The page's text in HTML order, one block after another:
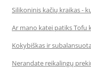
Silikoninis kačių kraikas -
Ar mano katei patiks Tofu
Kokybiškas ir
Nerandate reikalingų